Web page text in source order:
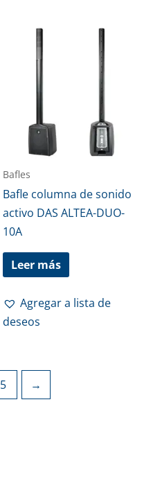
Bafles
Bafle columna de sonido
activo DAS ALTEA-DUO-
10A
Leer más
Agregar a lista de
deseos
5 →